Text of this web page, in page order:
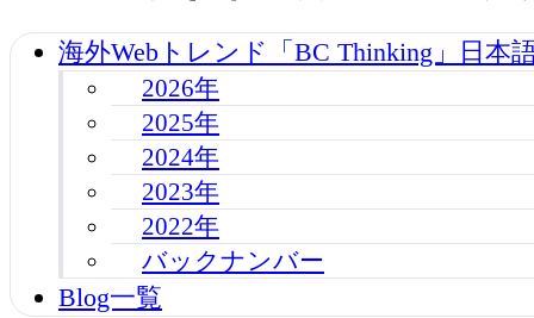
海外Webトレンド「BC Thinking」日本
2026年
2025年
2024年
2023年
2022年
バックナンバー
Blog一覧